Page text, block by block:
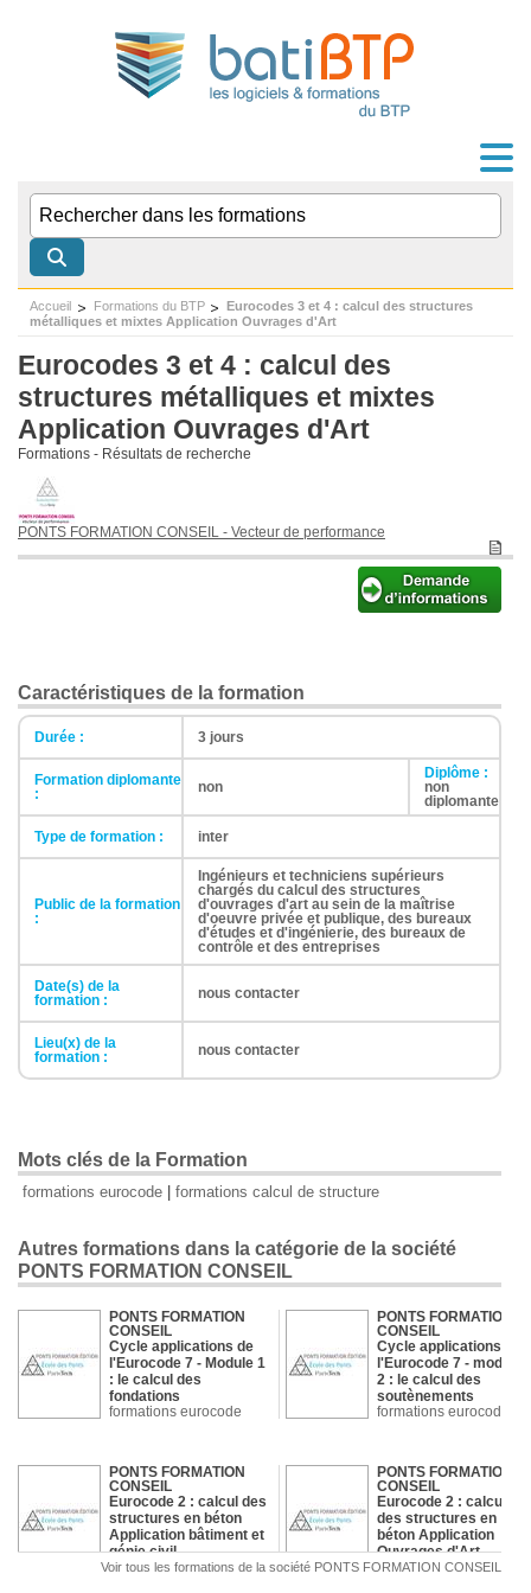
Accueil Formations du BTP
Eurocodes 3 et 4 : calcul des structures
métalliques et mixtes Application Ouvrages d'Art
Eurocodes 3 et 4 : calcul des
structures métalliques et mixtes
Application Ouvrages d'Art
Formations - Résultats de recherche
PONTS FORMATION CONSEIL - Vecteur de performance
Caractéristiques de la formation
Durée : 3 jours
Formation diplomante
:
non
Diplôme :
non
diplomante
Type de formation : inter
Public de la formation
:
Ingénieurs et techniciens supérieurs
chargés du calcul des structures
d'ouvrages d'art au sein de la maîtrise
d'oeuvre privée et publique, des bureaux
d'études et d'ingénierie, des bureaux de
contrôle et des entreprises
Date(s) de la
formation :
nous contacter
Lieu(x) de la
formation :
nous contacter
Mots clés de la Formation
formations eurocode formations calcul de structure
Autres formations dans la catégorie de la société
PONTS FORMATION CONSEIL
PONTS FORMATION
CONSEIL
Cycle applications de
l'Eurocode 7 - Module 1
: le calcul des
fondations
formations eurocode
PONTS FORMATION
CONSEIL
Cycle applications de
l'Eurocode 7 - module
2 : le calcul des
soutènements
formations eurocode
PONTS FORMATION
CONSEIL
Eurocode 2 : calcul des
structures en béton
Application bâtiment et
génie civil
formations eurocode
PONTS FORMATION
CONSEIL
Eurocode 2 : calcul
des structures en
béton Application
Ouvrages d'Art
formations eurocode
Voir tous les formations de la société PONTS FORMATION CONSEIL